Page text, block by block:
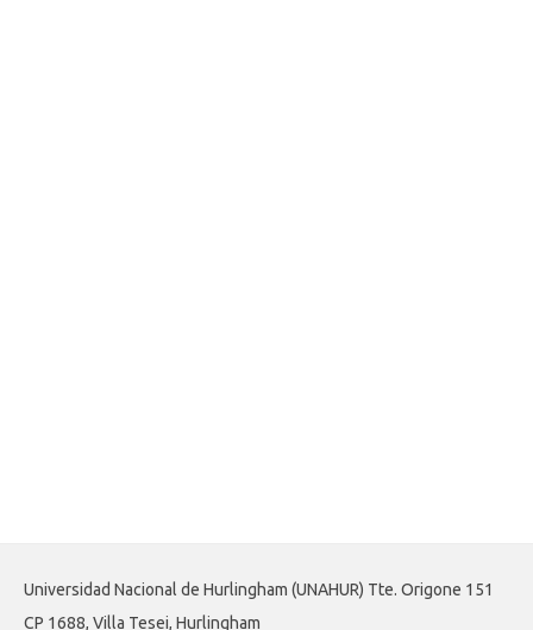
Universidad Nacional de Hurlingham (UNAHUR) Tte. Origone 151
CP 1688, Villa Tesei, Hurlingham